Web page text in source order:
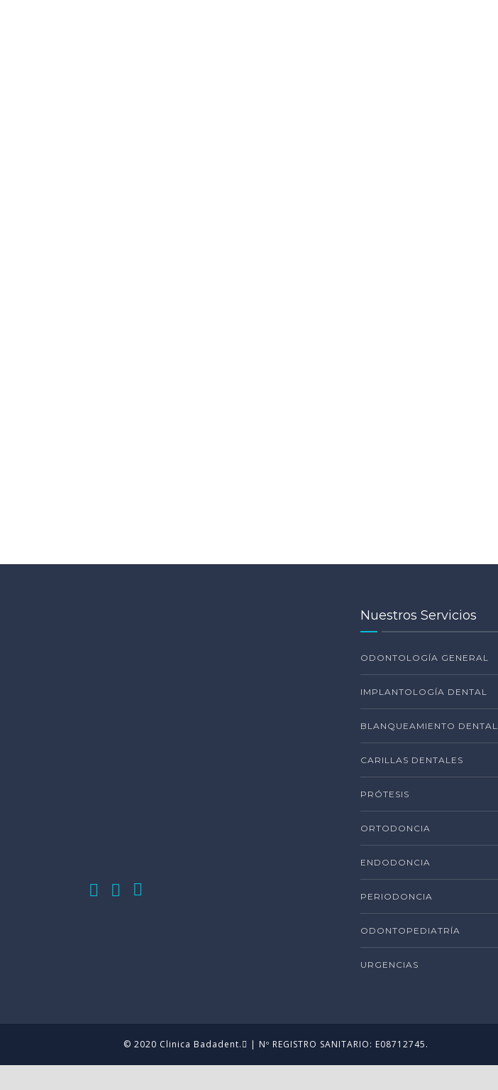
Nuestros Servicios
ODONTOLOGÍA GENERAL
IMPLANTOLOGÍA DENTAL
BLANQUEAMIENTO DENTAL
CARILLAS DENTALES
PRÓTESIS
ORTODONCIA
ENDODONCIA
PERIODONCIA
ODONTOPEDIATRÍA
URGENCIAS
© 2020 Clinica Badadent. | Nº REGISTRO SANITARIO: E08712745.